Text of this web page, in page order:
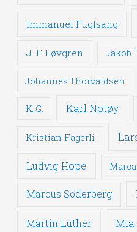
Immanuel Fuglsang
J. F. Løvgren Jakob
Johannes Thorvaldsen
K. G. Karl Notøy
Kristian Fagerli
Ludvig Hope
Marcus Söderberg
Martin Luther Mia